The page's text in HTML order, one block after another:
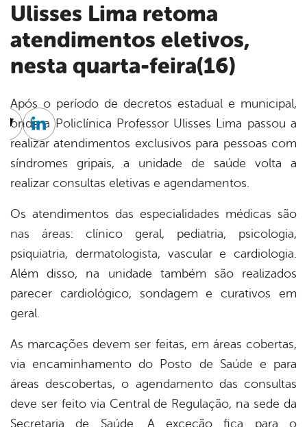
Ulisses Lima retoma
atendimentos eletivos,
nesta quarta-feira(16)
Após o período de decretos estadual e municipal,
onde a Policlínica Professor Ulisses Lima passou a
realizar atendimentos exclusivos para pessoas com
síndromes gripais, a unidade de saúde volta a
realizar consultas eletivas e agendamentos.
Os atendimentos das especialidades médicas são
nas áreas: clínico geral, pediatria, psicologia,
psiquiatria, dermatologista, vascular e cardiologia.
Além disso, na unidade também são realizados
parecer cardiológico, sondagem e curativos em
geral.
As marcações devem ser feitas, em áreas cobertas,
via encaminhamento do Posto de Saúde e para
áreas descobertas, o agendamento das consultas
deve ser feito via Central de Regulação, na sede da
Secretaria de Saúde. A exceção fica para o
Twitter
Linkedin